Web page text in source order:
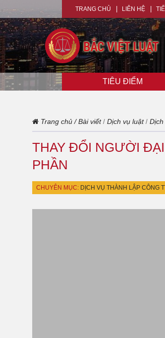
TRANG CHỦ LIÊN HỆ
TIÊU ĐIỂM
Trang chủ /Bài viết/ Dịch vụ luật/
THAY ĐỔI NGƯỜI
PHẦN
CHUYÊN MỤC: DỊCH VỤ THÀNH LẬP CÔNG